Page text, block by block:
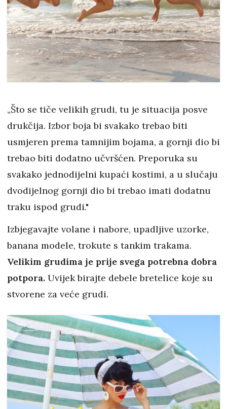
„Što se tiče velikih grudi, tu je situacija posve
drukčija. Izbor boja bi svakako trebao biti
usmjeren prema tamnijim bojama, a gornji dio bi
trebao biti dodatno učvršćen. Preporuka su
svakako jednodijelni kupaći kostimi, a u slučaju
dvodijelnog gornji dio bi trebao imati dodatnu
traku ispod grudi."
Izbjegavajte volane i nabore, upadljive uzorke,
banana modele, trokute s tankim trakama.
Velikim grudima je prije svega potrebna dobra
potpora. Uvijek birajte debele bretelice koje su
stvorene za veće grudi.